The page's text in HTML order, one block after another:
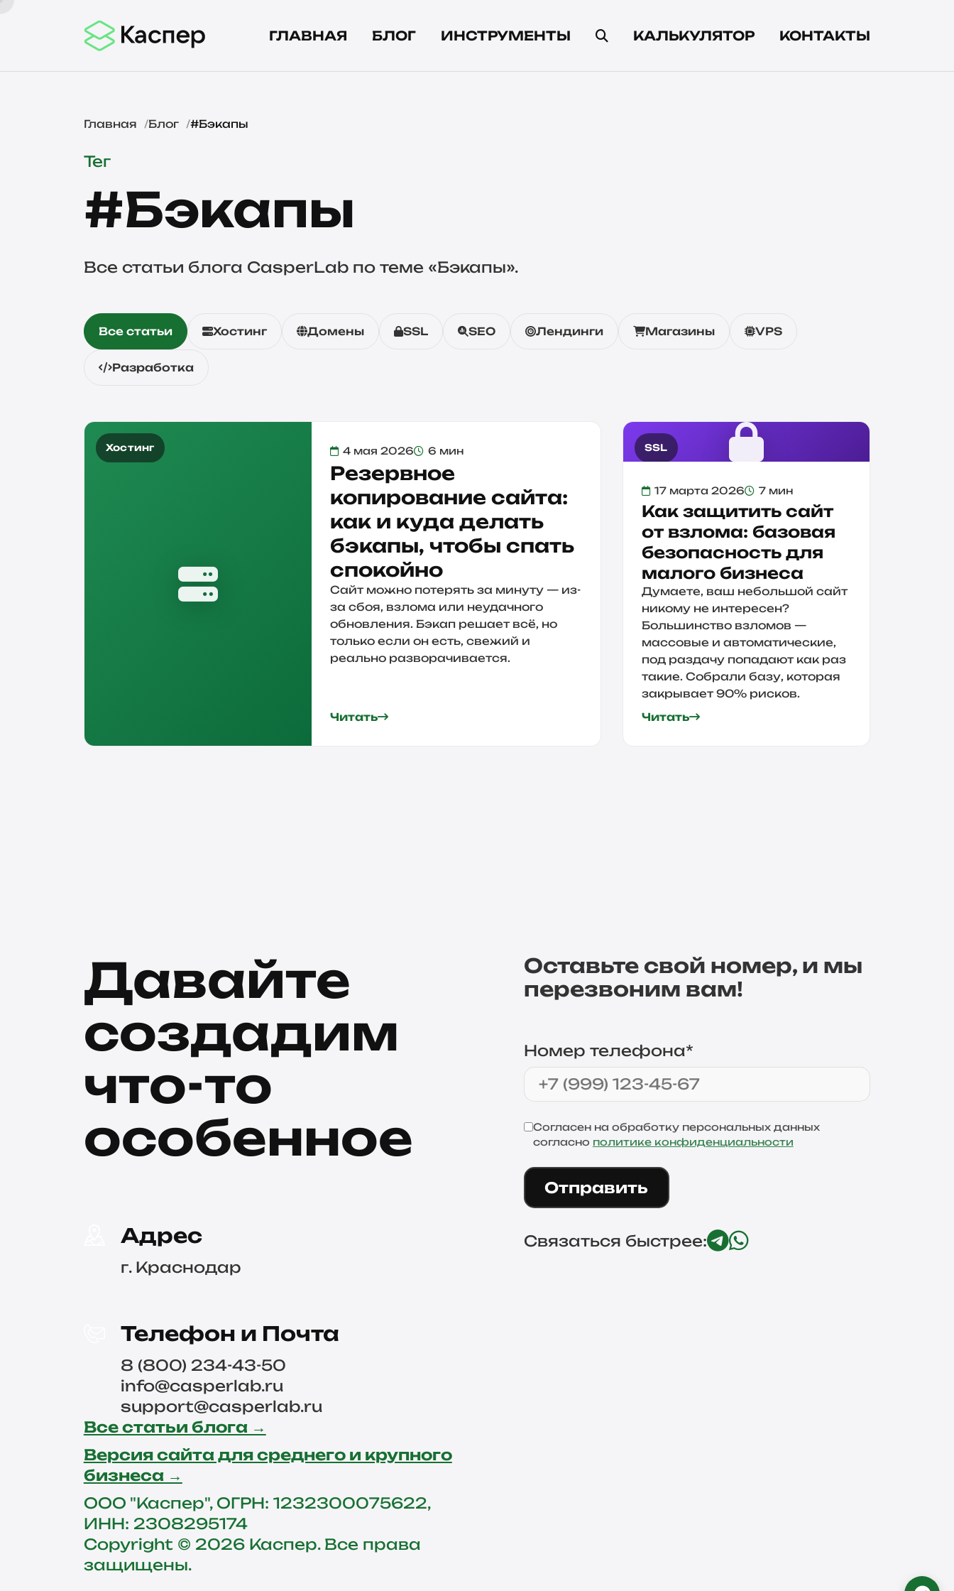
ГЛАВНАЯ БЛОГ ИНСТРУМЕНТЫ КАЛЬКУЛЯТОР КОНТАКТЫ
Главная Блог #Бэкапы
Тег
#Бэкапы
Все статьи блога CasperLab по теме «Бэкапы».
Все статьи Хостинг Домены SSL SEO Лендинги Магазины VPS
Разработка
Хостинг 4 мая 2026 6 мин
Резервное
копирование сайта:
как и куда делать
бэкапы, чтобы спать
спокойно
Сайт можно потерять за минуту — из-
за сбоя, взлома или неудачного
обновления. Бэкап решает всё, но
только если он есть, свежий и
реально разворачивается.
Читать
SSL
17 марта 2026 7 мин
Как защитить сайт
от взлома: базовая
безопасность для
малого бизнеса
Думаете, ваш небольшой сайт
никому не интересен?
Большинство взломов —
массовые и автоматические,
под раздачу попадают как раз
такие. Собрали базу, которая
закрывает 90% рисков.
Читать
Давайте
создадим
что-то
особенное
Адрес
г. Краснодар
Телефон и Почта
8 (800) 234-43-50
info@casperlab.ru
support@casperlab.ru
Все статьи блога →
Версия сайта для среднего и крупного
бизнеса →
ООО "Каспер", ОГРН: 1232300075622,
ИНН: 2308295174
Copyright © 2026 Каспер. Все права
защищены.
Оставьте свой номер, и мы
перезвоним вам!
Номер телефона*
Согласен на обработку персональных данных
согласно политике конфиденциальности
Отправить
Связаться быстрее: